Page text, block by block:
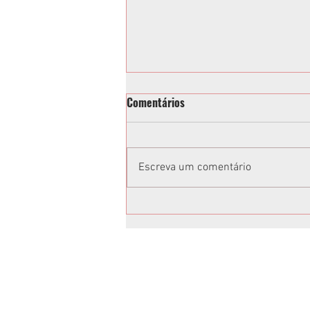
Toninho e Alisson Wandscheer
Comentários
Escreva um comentário